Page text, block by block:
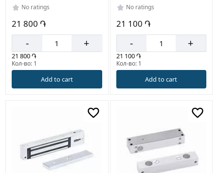
No ratings
21 800 ֏
- +
21 800 ֏
Кол-во: 1
Add to cart
No ratings
21 100 ֏
- +
21 100 ֏
Кол-во: 1
Add to cart